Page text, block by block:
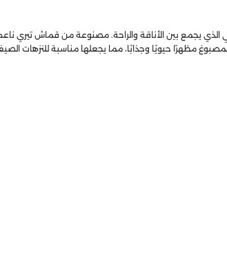
الذي يجمع بين الأناقة والراحة. مصنوعة من قماش تيري
مظهرًا حيويًا وجذابًا، مما يجعلها مناسبة للنزهات